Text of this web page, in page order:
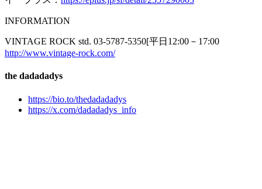
INFORMATION
VINTAGE ROCK std. 03-5787-5350[平日12:00－17:00
http://www.vintage-rock.com/
the dadadadys
https://bio.to/thedadadadys
https://x.com/dadadadys_info